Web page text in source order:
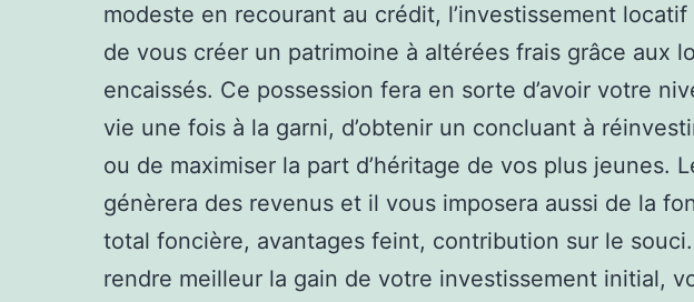
modeste en recourant au crédit, l’investissement
de vous créer un patrimoine à altérées frais grâce aux
encaissés. Ce possession fera en sorte d’avoir votre
vie une fois à la garni, d’obtenir un concluant à
ou de maximiser la part d’héritage de vos plus jeunes.
génèrera des revenus et il vous imposera aussi de la
total foncière, avantages feint, contribution sur le
rendre meilleur la gain de votre investissement initial,